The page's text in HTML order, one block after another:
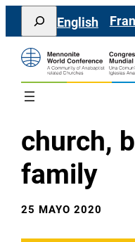
Saltar
contenido
Search
English
church,
family
25 MAYO 2020